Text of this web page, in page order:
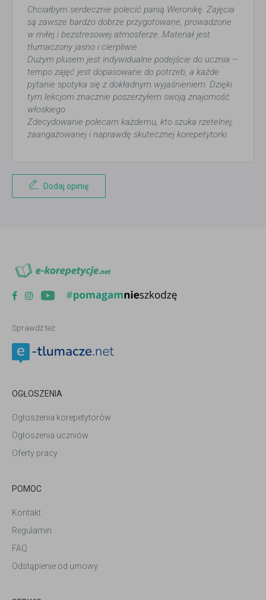
Chciałbym serdecznie polecić panią Weronikę. Zajęcia
są zawsze bardzo dobrze przygotowane, prowadzone
w miłej i bezstresowej atmosferze. Materiał jest
tłumaczony jasno i cierpliwie.
Dużym plusem jest indywidualne podejście do ucznia –
tempo zajęć jest dopasowane do potrzeb, a każde
pytanie spotyka się z dokładnym wyjaśnieniem. Dzięki
tym lekcjom znacznie poszerzyłem swoją znajomość
włoskiego.
Zdecydowanie polecam każdemu, kto szuka rzetelnej,
zaangażowanej i naprawdę skutecznej korepetytorki.
Dodaj opinię
Sprawdź też:
OGŁOSZENIA
Ogłoszenia korepetytorów
Ogłoszenia uczniów
Oferty pracy
POMOC
Kontakt
Regulamin
FAQ
Odstąpienie od umowy